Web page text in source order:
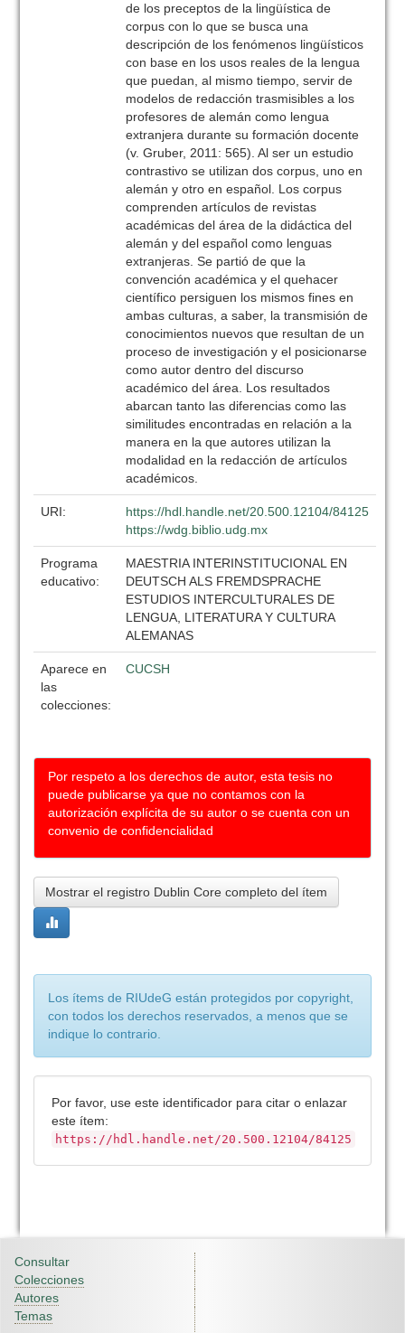
de los preceptos de la lingüística de
corpus con lo que se busca una
descripción de los fenómenos lingüísticos
con base en los usos reales de la lengua
que puedan, al mismo tiempo, servir de
modelos de redacción trasmisibles a los
profesores de alemán como lengua
extranjera durante su formación docente
(v. Gruber, 2011: 565). Al ser un estudio
contrastivo se utilizan dos corpus, uno en
alemán y otro en español. Los corpus
comprenden artículos de revistas
académicas del área de la didáctica del
alemán y del español como lenguas
extranjeras. Se partió de que la
convención académica y el quehacer
científico persiguen los mismos fines en
ambas culturas, a saber, la transmisión de
conocimientos nuevos que resultan de un
proceso de investigación y el posicionarse
como autor dentro del discurso
académico del área. Los resultados
abarcan tanto las diferencias como las
similitudes encontradas en relación a la
manera en la que autores utilizan la
modalidad en la redacción de artículos
académicos.
URI:
https://hdl.handle.net/20.500.12104/84125
https://wdg.biblio.udg.mx
Programa
educativo:
MAESTRIA INTERINSTITUCIONAL EN
DEUTSCH ALS FREMDSPRACHE
ESTUDIOS INTERCULTURALES DE
LENGUA, LITERATURA Y CULTURA
ALEMANAS
Aparece en
las
colecciones:
CUCSH
Por respeto a los derechos de autor, esta tesis no
puede publicarse ya que no contamos con la
autorización explícita de su autor o se cuenta con un
convenio de confidencialidad
Mostrar el registro Dublin Core completo del ítem
Los ítems de RIUdeG están protegidos por copyright,
con todos los derechos reservados, a menos que se
indique lo contrario.
Por favor, use este identificador para citar o enlazar
este ítem:
https://hdl.handle.net/20.500.12104/84125
Consultar
Colecciones
Autores
Temas